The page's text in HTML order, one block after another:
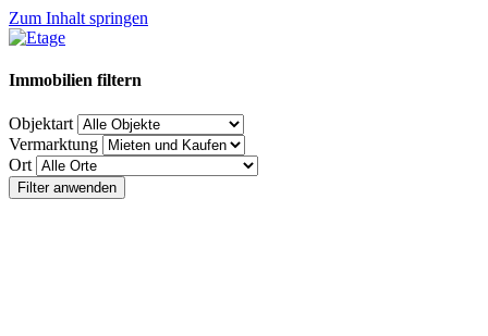
Zum Inhalt springen
Immobilien filtern
Objektart
Vermarktung
Ort
Filter anwenden